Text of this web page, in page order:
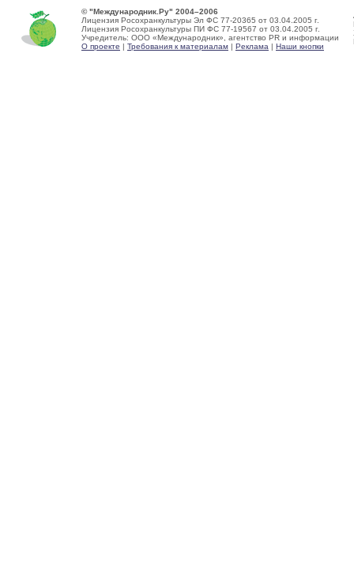
© "Международник.Ру" 2004–2006
Лицензия Росохранкультуры Эл ФС 77-20365 от 03.04.2005 г.
Лицензия Росохранкультуры ПИ ФС 77-19567 от 03.04.2005 г.
Учредитель: ООО «Международник», агентство PR и информации
О проекте | Требования к материалам | Реклама | Наши кнопки